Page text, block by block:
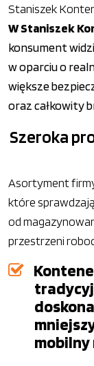
Staniszek
W Staniszek
konsument
w oparciu o
większe
oraz całkowity
Szeroka
Asortyment
które
od
przestrzeni
mobilny